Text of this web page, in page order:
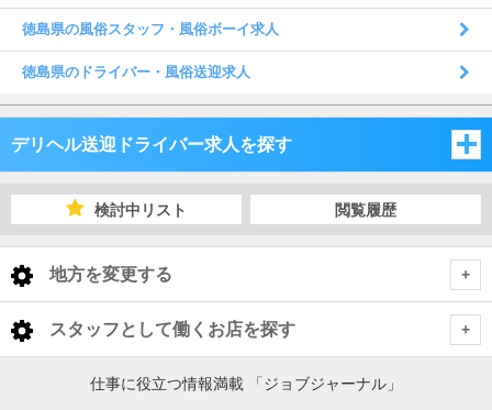
徳島県の風俗スタッフ・風俗ボーイ求人
徳島県のドライバー・風俗送迎求人
デリヘル送迎ドライバー求人を探す
岡山県
検討中リスト 閲覧履歴
地方を変更する
< 全国トップ
北海道 男性高収入
スタッフとして働くお店を探す
岡山県仕事に役立つ情報満載 「ジョブジャーナル」